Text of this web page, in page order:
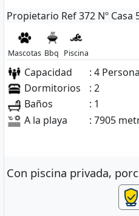
Propietario Ref 372 Nº Casa
Mascotas Bbq Piscina
Capacidad
: 4
Dormitorios
: 2
Baños
: 1
A la playa
: 7905
Con piscina privada,